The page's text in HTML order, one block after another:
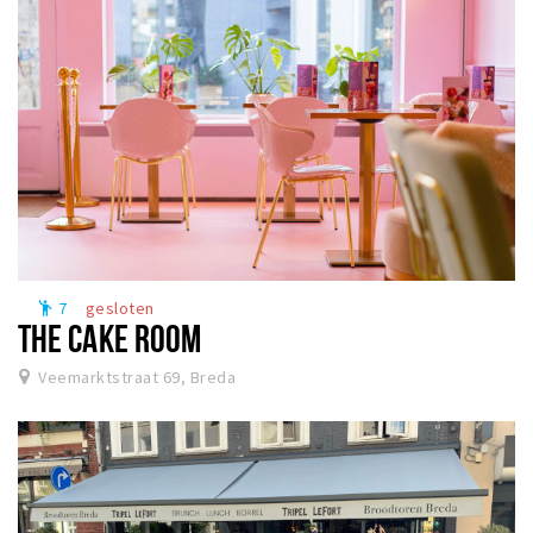
emoji_people 7 gesloten
THE CAKE ROOM
Veemarktstraat 69, Breda